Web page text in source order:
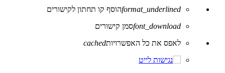
format_underlinedהוסף קו תחתון לקישורים
font_downloadסמן קישורים
לאפס את כל האפשרויותcached